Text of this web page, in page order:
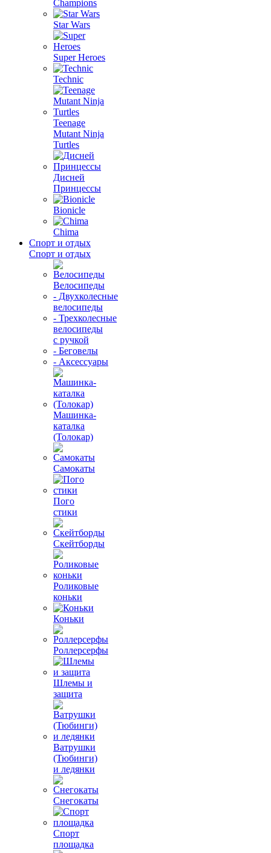
Champions
Star Wars
Super Heroes
Technic
Teenage
Mutant Ninja
Turtles
Дисней
Принцессы
Bionicle
Chima
Спорт и отдых
Спорт и отдых
Велосипеды
- Двухколесные
велосипеды
- Трехколесные
велосипеды
с ручкой
- Беговелы
- Аксессуары
Машинка-
каталка
(Толокар)
Самокаты
Пого
стики
Скейтборды
Роликовые
коньки
Коньки
Роллерсерфы
Шлемы и
защита
Ватрушки
(Тюбинги)
и ледянки
Снегокаты
Спорт
площадка